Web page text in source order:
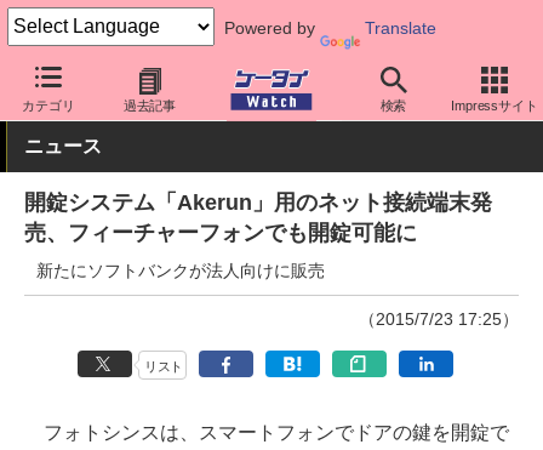
Powered by Translate
カテゴリ 過去記事 検索 Impressサイト
ケータイ Watch 最新技術/その他 IoT
ニュース
開錠システム「Akerun」用のネット接続端末発
売、フィーチャーフォンでも開錠可能に
新たにソフトバンクが法人向けに販売
（2015/7/23 17:25）
リスト
フォトシンスは、スマートフォンでドアの鍵を開錠で